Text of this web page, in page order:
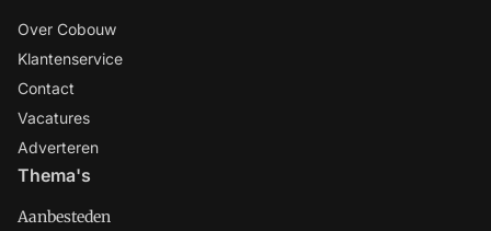
Over Cobouw
Klantenservice
Contact
Vacatures
Adverteren
Thema's
Aanbesteden